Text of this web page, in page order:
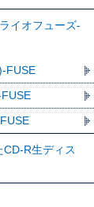
イオフューズ-
FUSE
FUSE
FUSE
R生ディス